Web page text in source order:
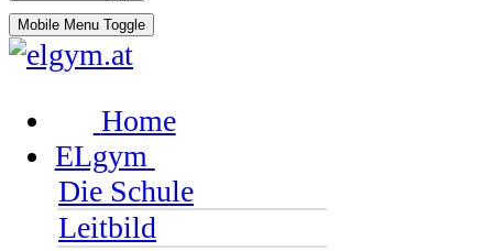
Mobile Menu Toggle
Home
ELgym
Die Schule
Leitbild